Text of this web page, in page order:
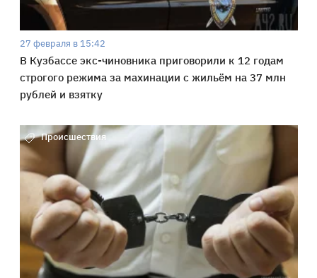
27 февраля в 15:42
В Кузбассе экс-чиновника приговорили к 12 годам
строгого режима за махинации с жильём на 37 млн
рублей и взятку
Происшествия